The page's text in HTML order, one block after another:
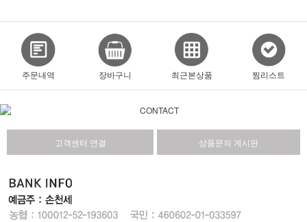
주문내역 장바구니 최근본상품 찜리스트
고객센터 연결 상품문의 게시판